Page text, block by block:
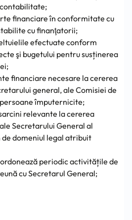
financiare în conformitate cu
cu finanţatorii;
efectuate conform
şi bugetului pentru susținerea
financiare necesare la cererea
general, ale Comisiei de
împuternicite;
relevante la cererea
Secretarului General al
de domeniul legal atribuit
periodic activitățile de
cu Secretarul General;